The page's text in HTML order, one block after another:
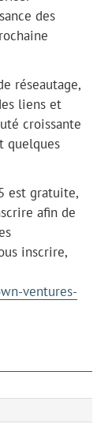
des
réseautage,
liens et
croissante
quelques
est gratuite,
afin de
inscrire,
ventures-